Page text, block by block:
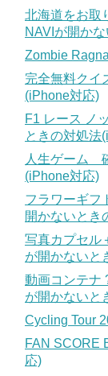
北海道をお取
NAVIが開か
Zombie
完全無料クイ
(iPhone対応)
F1 レース ノ
ときの対処法
人生ゲーム
(iPhone対応)
フラワーギフ
開かないとき
写真カプセル
が開かないと
動画コンテナ
が開かないと
Cycling Tour
FAN SCORE
応)